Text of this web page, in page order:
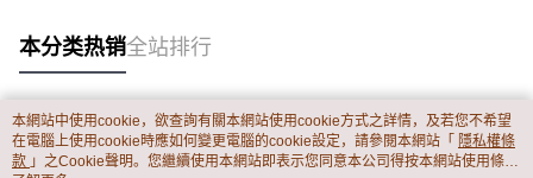
本分类热销全站排行
热门标签
本網站中使用cookie，欲查詢有關本網站使用cookie方式之詳情，及若您不希望
在電腦上使用cookie時應如何變更電腦的cookie設定，請參閱本網站「 隱私權條
款 」之Cookie聲明。您繼續使用本網站即表示您同意本公司得按本網站使用條款